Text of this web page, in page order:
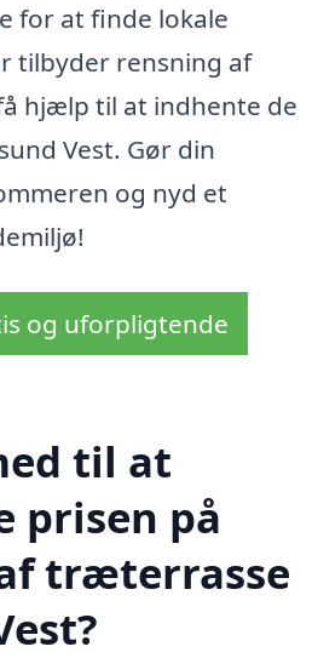
for at finde lokale
tilbyder rensning af
hjælp til at indhente de
Vest. Gør din
og nyd et
og uforpligtende
til at
prisen på
træterrasse